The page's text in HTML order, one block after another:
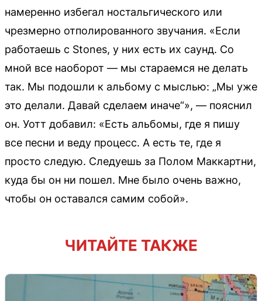
намеренно избегал ностальгического или
чрезмерно отполированного звучания. «Если
работаешь с Stones, у них есть их саунд. Со
мной все наоборот — мы стараемся не делать
так. Мы подошли к альбому с мыслью: „Мы уже
это делали. Давай сделаем иначе“», — пояснил
он. Уотт добавил: «Есть альбомы, где я пишу
все песни и веду процесс. А есть те, где я
просто следую. Следуешь за Полом Маккартни,
куда бы он ни пошел. Мне было очень важно,
чтобы он оставался самим собой».
ЧИТАЙТЕ ТАКЖЕ